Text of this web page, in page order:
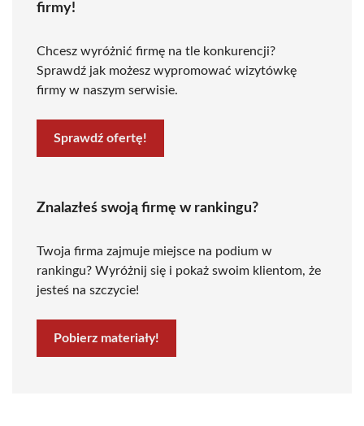
firmy!
Chcesz wyróżnić firmę na tle konkurencji?
Sprawdź jak możesz wypromować wizytówkę
firmy w naszym serwisie.
Sprawdź ofertę!
Znalazłeś swoją firmę w rankingu?
Twoja firma zajmuje miejsce na podium w
rankingu? Wyróżnij się i pokaż swoim klientom, że
jesteś na szczycie!
Pobierz materiały!